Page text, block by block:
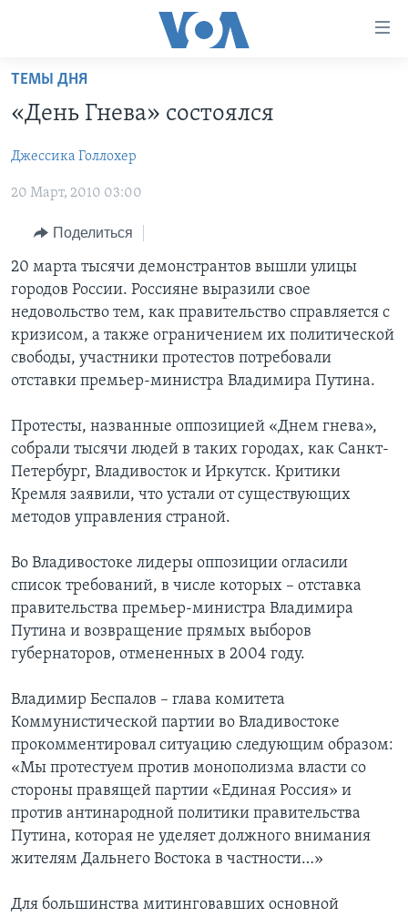
Перейти
основной
Перейти
навигации
поиск
ПРОГРАММЫ
АМЕРИКА
НОВОСТИ ЗА МИНУТУ
ИТОГИ
ПОЧЕМУ ЭТО ВАЖНО?
ДИСКУССИЯ VOA
НЬЮ-ЙОРК NEW YORK
АМЕРИКА. БОЛЬШОЕ ПУТЕШЕСТВИЕ
ПРОЕКТЫ
УЧИМ АНГЛИЙСКИЙ
НАША АМЕРИКАНСКАЯ ИСТОРИЯ
А КАК В АМЕРИКЕ?
АРТЕФАКТЫ
ТЕСТЫ
ЭКСПЕРТИЗА
ИНТЕРВЬЮ
ФАКТЫ ПРОТИВ ФЕЙКОВ
ЗА СВОБОДУ ПРЕССЫ
ВИДЕО
ПОДПИСКА НА НОВОСТИ
Learning English
СОЦИАЛЬНЫЕ СЕТИ
Языки
ТЕМЫ ДНЯ
«День Гнева» состоялся
Джессика Голлохер
20 Март, 2010 03:00
Поделиться
20 марта тысячи демонстрантов вышли улицы
городов России. Россияне выразили свое
недовольство тем, как правительство справляется с
кризисом, а также ограничением их политической
свободы, участники протестов потребовали
отставки премьер-министра Владимира Путина.
Протесты, названные оппозицией «Днем гнева»,
собрали тысячи людей в таких городах, как Санкт-
Петербург, Владивосток и Иркутск. Критики
Кремля заявили, что устали от существующих
методов управления страной.
Во Владивостоке лидеры оппозиции огласили
список требований, в числе которых – отставка
правительства премьер-министра Владимира
Путина и возвращение прямых выборов
губернаторов, отмененных в 2004 году.
Владимир Беспалов – глава комитета
Коммунистической партии во Владивостоке
прокомментировал ситуацию следующим образом:
«Мы протестуем против монополизма власти со
стороны правящей партии «Единая Россия» и
против антинародной политики правительства
Путина, которая не уделяет должного внимания
жителям Дальнего Востока в частности…»
Для большинства митинговавших основной